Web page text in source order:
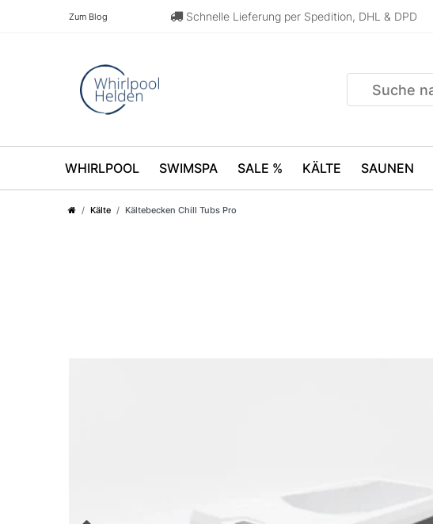
Zum Blog Schnelle Lieferung per Spedition, DHL & DPD
WHIRLPOOL SWIMSPA SALE % KÄLTE SAUNEN
Kälte Kältebecken Chill Tubs Pro